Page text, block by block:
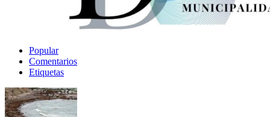
Popular
Comentarios
Etiquetas